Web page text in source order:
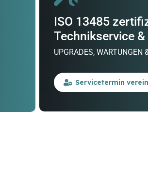
ISO 13485
Technikservice
UPGRADES, WARTUNGEN
Servicetermin